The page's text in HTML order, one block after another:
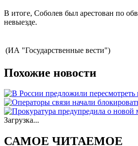
В итоге, Соболев был арестован по
невыезде.
(ИА "Государственные вести")
Похожие новости
Загрузка...
САМОЕ ЧИТАЕМОЕ